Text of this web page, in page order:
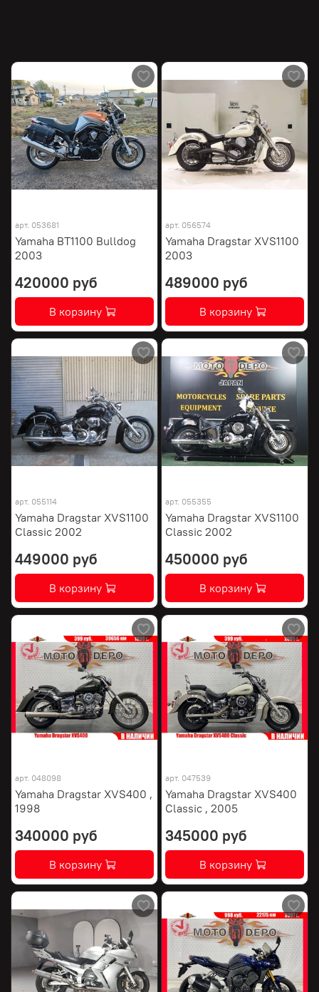
арт. 053681
Yamaha BT1100 Bulldog
2003
420000 руб
В корзину
арт. 056574
Yamaha Dragstar XVS1100
2003
489000 руб
В корзину
арт. 055114
Yamaha Dragstar XVS1100
Classic 2002
449000 руб
В корзину
арт. 055355
Yamaha Dragstar XVS1100
Classic 2002
450000 руб
В корзину
арт. 048098
Yamaha Dragstar XVS400 ,
1998
340000 руб
В корзину
арт. 047539
Yamaha Dragstar XVS400
Classic , 2005
345000 руб
В корзину